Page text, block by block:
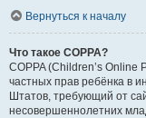
Вернуться к началу
Что такое COPPA?
COPPA (Children’s Online
частных прав ребёнка в
Штатов, требующий от
несовершеннолетних